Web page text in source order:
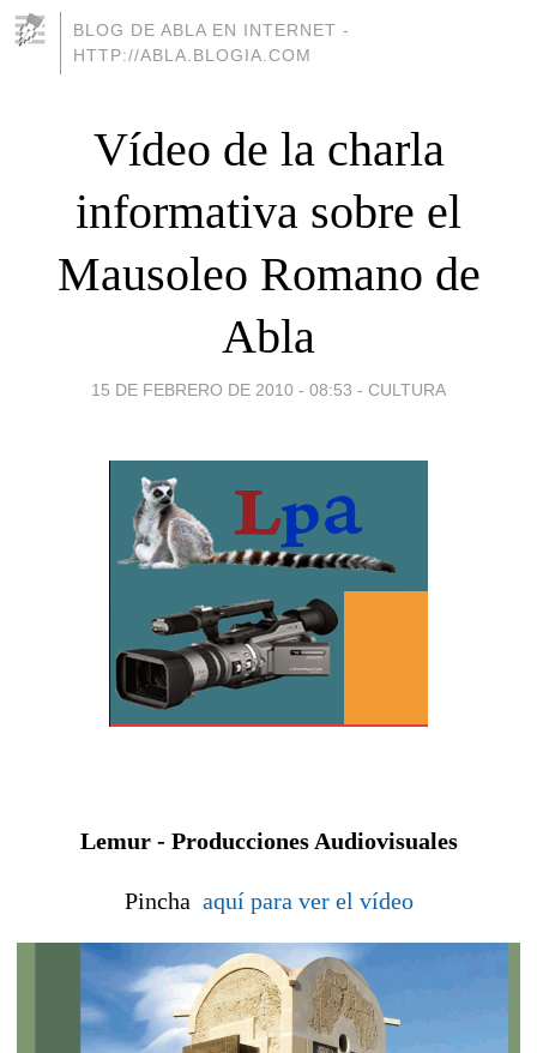
BLOG DE ABLA EN INTERNET -
HTTP://ABLA.BLOGIA.COM
Vídeo de la charla
informativa sobre el
Mausoleo Romano de
Abla
15 DE FEBRERO DE 2010 - 08:53 - CULTURA
Lemur - Producciones Audiovisuales
Pincha aquí para ver el vídeo